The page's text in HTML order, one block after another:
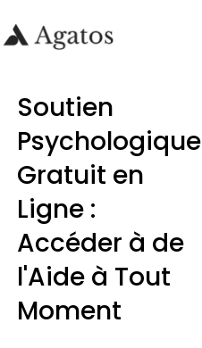
Soutien
Psychologique
Gratuit en
Ligne :
Accéder à de
l'Aide à Tout
Moment